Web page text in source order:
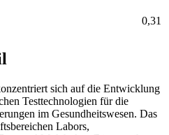
0,31
sich auf die Entwicklung
Testtechnologien für die
im Gesundheitswesen. Das
Labors,